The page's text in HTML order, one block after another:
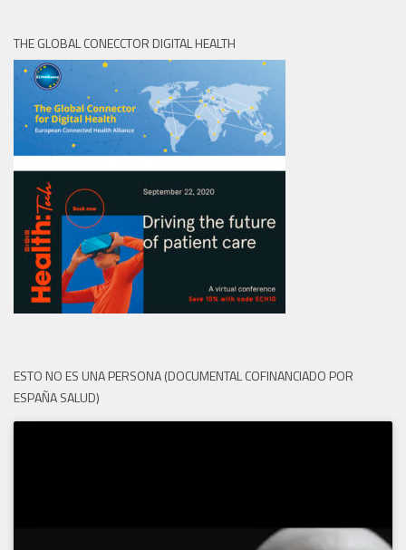
THE GLOBAL CONECCTOR DIGITAL HEALTH
ESTO NO ES UNA PERSONA (DOCUMENTAL COFINANCIADO POR
ESPAÑA SALUD)